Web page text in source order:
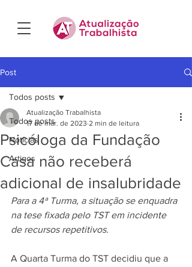
Post
Todos posts
Notícias
Artigos
Todos posts
Psicóloga da Fundação
Casa não receberá
adicional de insalubridade
Atualização Trabalhista
17 de mar. de 2023 2 min de leitura
Para a 4ª Turma, a situação se enquadra
na tese fixada pelo TST em incidente
de recursos repetitivos.
A Quarta Turma do TST decidiu que a